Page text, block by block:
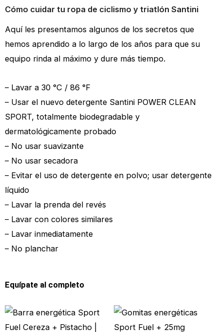
Cómo cuidar tu ropa de ciclismo y triatlón Santini
Aquí les presentamos algunos de los secretos que
hemos aprendido a lo largo de los años para que su
equipo rinda al máximo y dure más tiempo.
– Lavar a 30 °C / 86 °F
– Usar el nuevo detergente Santini POWER CLEAN
SPORT, totalmente biodegradable y
dermatológicamente probado
– No usar suavizante
– No usar secadora
– Evitar el uso de detergente en polvo; usar detergente
líquido
– Lavar la prenda del revés
– Lavar con colores similares
– Lavar inmediatamente
– No planchar
Equípate al completo